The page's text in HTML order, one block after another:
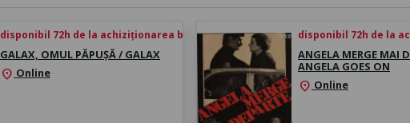
disponibil 72h de la achiziționarea biletului
GALAX, OMUL PĂPUȘĂ / GALAX
location_on Online
disponibil 72h de la
ANGELA MERGE MAI
ANGELA GOES ON
location_on Online